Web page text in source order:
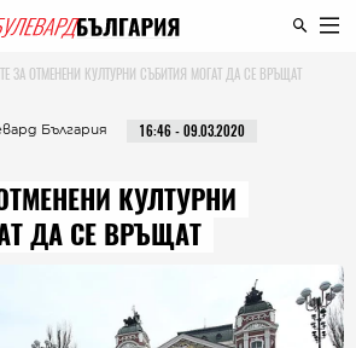
ЗА ОТМЕНЕНИ КУЛТУРНИ СЪБИТИЯ МОГАТ ДА СЕ ВРЪЩАТ
България 16:46 - 09.03.2020
КУЛТУРНИ
ДА СЕ ВРЪЩАТ